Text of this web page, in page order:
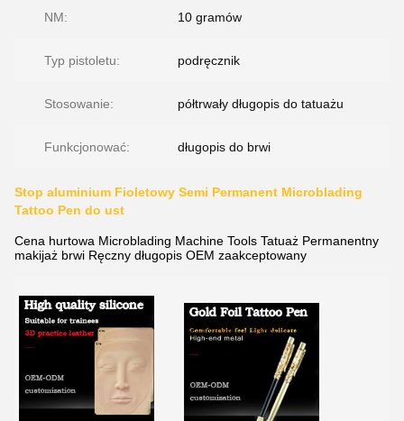
NM: 10 gramów
Typ pistoletu: podręcznik
Stosowanie: półtrwały długopis do tatuażu
Funkcjonować: długopis do brwi
Stop aluminium Fioletowy Semi Permanent Microblading
Tattoo Pen do ust
Cena hurtowa Microblading Machine Tools Tatuaż Permanentny
makijaż brwi Ręczny długopis OEM zaakceptowany